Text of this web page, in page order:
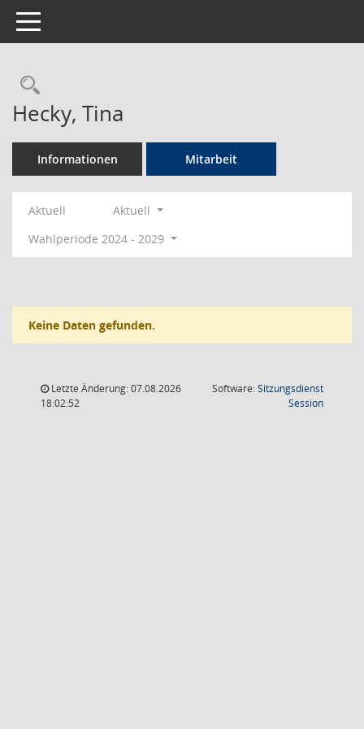
Toggle navigation
Rechercheauswahl
Hecky, Tina
Informationen Mitarbeit
Aktuell
Aktuell
Wahlperiode 2024 - 2029
Keine Daten gefunden.
Letzte Änderung: 07.08.2026
18:02:52
Software:Sitzungsdienst
Session(Wird in